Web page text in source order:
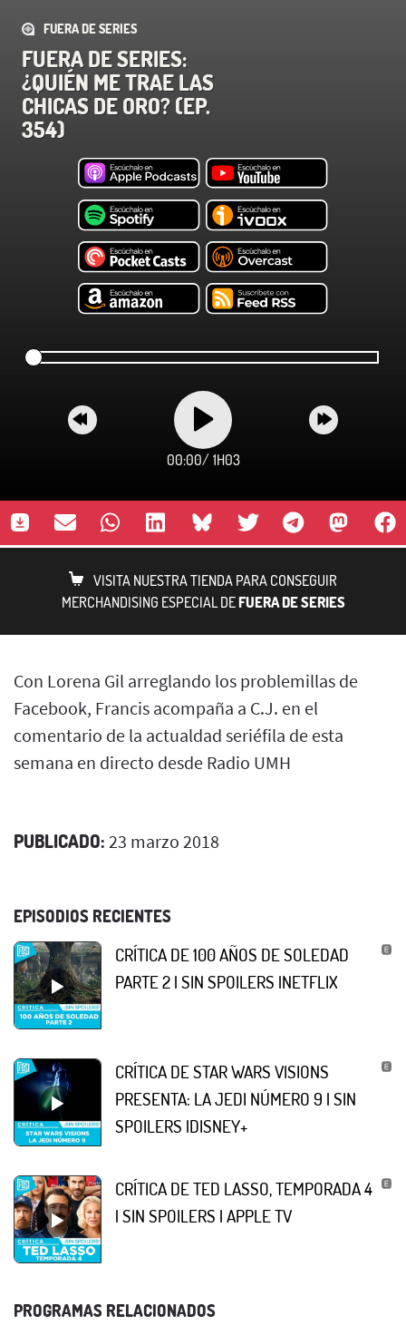
FUERA DE SERIES
FUERA DE SERIES:
¿QUIÉN ME TRAE LAS
CHICAS DE ORO? (EP.
354)
00:00/ 1H03
VISITA NUESTRA TIENDA PARA CONSEGUIR
MERCHANDISING ESPECIAL DEFUERA DE SERIES
Con Lorena Gil arreglando los problemillas de
Facebook, Francis acompaña a C.J. en el
comentario de la actualdad seriéfila de esta
semana en directo desde Radio UMH
PUBLICADO: 23 marzo 2018
EPISODIOS RECIENTES
CRÍTICA DE 100 AÑOS DE SOLEDAD
PARTE 2 | SIN SPOILERS |NETFLIX
CRÍTICA DE STAR WARS VISIONS
PRESENTA: LA JEDI NÚMERO 9 | SIN
SPOILERS |DISNEY+
CRÍTICA DE TED LASSO, TEMPORADA 4
| SIN SPOILERS | APPLE TV
PROGRAMAS RELACIONADOS